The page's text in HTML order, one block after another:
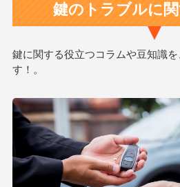
鍵のトラブルに
鍵に関する役立つコラムや豆知識
す！。